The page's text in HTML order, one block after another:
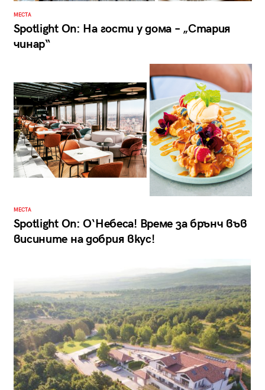
МЕСТА
Spotlight On: На гости у дома – „Стария
чинар“
МЕСТА
Spotlight On: О‘Небеса! Време за брънч във
висините на добрия вкус!